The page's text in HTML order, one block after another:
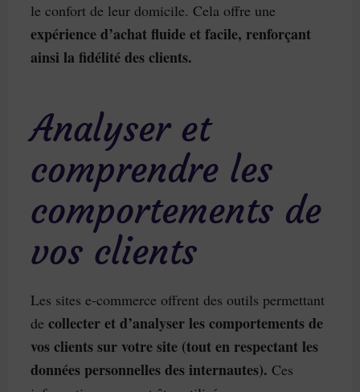
le confort de leur domicile. Cela offre une
expérience d’achat fluide et facile, renforçant
ainsi la fidélité des clients.
Analyser et
comprendre les
comportements de
vos clients
Les sites e-commerce offrent des outils permettant
de collecter et d’analyser les comportements de
vos clients sur votre site (tout en respectant les
données personnelles des internautes). Ces